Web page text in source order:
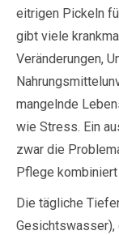
eitrigen Pickeln
gibt viele
Veränderungen,
mangelnde
wie Stress. Ein
zwar die
Pflege
Die tägliche
Gesichtswasser),